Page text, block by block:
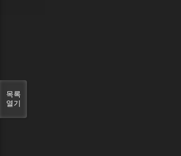
목록
열기